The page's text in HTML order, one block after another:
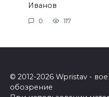
Иванов
0 117
© 2012-2026 Wpristav -
обозрение